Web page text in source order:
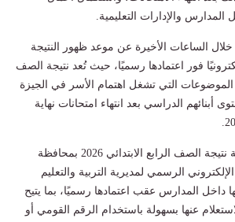
المدارس والإدارات التعليمية.
الساعات الأخيرة عن موعد ظهور النتيجة
فور اعتمادها رسميًا، حيث تُعد نتيجة الصف
الموضوعات التي تشغل اهتمام الأسر في الجيزة
أبنائهم الدراسي بعد انتهاء امتحانات نهاية
ومن المقرر أن يتم إتاحة نتيجة الصف الرابع الابتدائي 2026 بمحافظة
الرسمي لمديرية التربية والتعليم
داخل المدارس عقب اعتمادها رسميًا، بما يتيح
عنها بسهولة باستخدام الرقم القومي أو